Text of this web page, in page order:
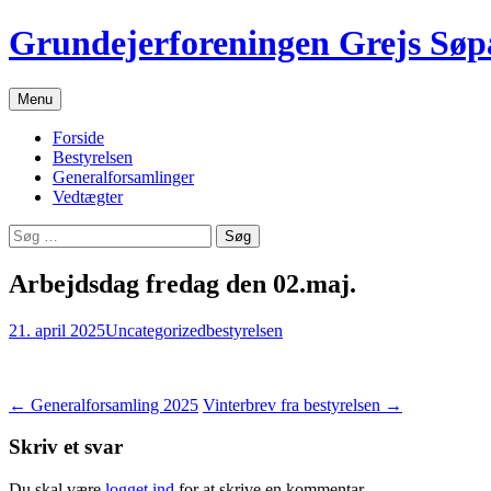
Grundejerforeningen Grejs
Menu Hop
til
indhold
Forside
Bestyrelsen
Generalforsamlinger
Vedtægter
Søg
efter:
Arbejdsdag fredag den 02.maj.
21. april 2025Uncategorizedbestyrelsen
Indlægsnavigation
← Generalforsamling 2025 Vinterbrev fra bestyrelsen →
Skriv et svar